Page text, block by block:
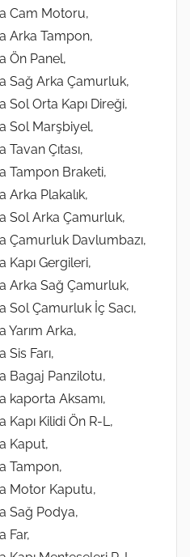
Cam Motoru,
Arka Tampon,
Ön Panel,
Sağ Arka Çamurluk,
Sol Orta Kapı Direği,
Sol Marşbiyel,
Çıtası,
Tampon Braketi,
Arka Plakalık,
Sol Arka Çamurluk,
Çamurluk Davlumbazı,
Kapı Gergileri,
Arka Sağ Çamurluk,
Sol Çamurluk İç Sacı,
Yarım Arka,
Sis Farı,
Bagaj Panzilotu,
kaporta Aksamı,
Kapı Kilidi Ön R-L,
Kaput,
Tampon,
Motor Kaputu,
Sağ Podya,
Far,